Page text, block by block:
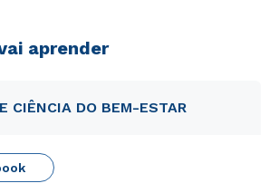
aprender
CIÊNCIA DO BEM-ESTAR